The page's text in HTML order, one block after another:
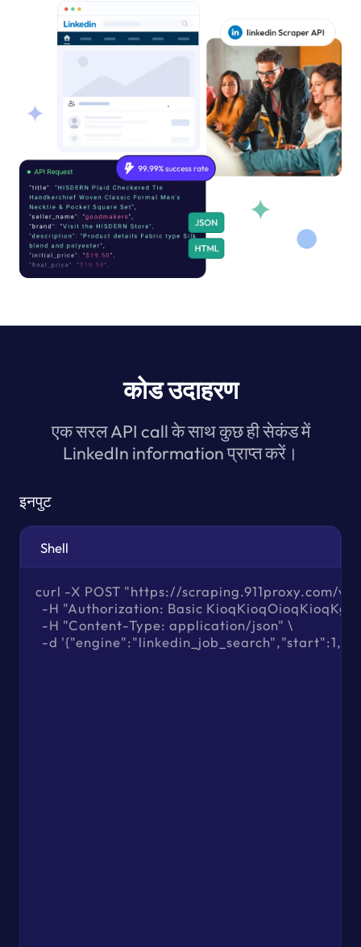
कोड उदाहरण
एक सरल API call के साथ कुछ ही सेकंड में
LinkedIn information प्राप्त करें।
इनपुट
Shell
curl -X POST "https://scraping.911proxy.com/
-H "Authorization: Basic
  -H "Content-Type: application/json" \
-d